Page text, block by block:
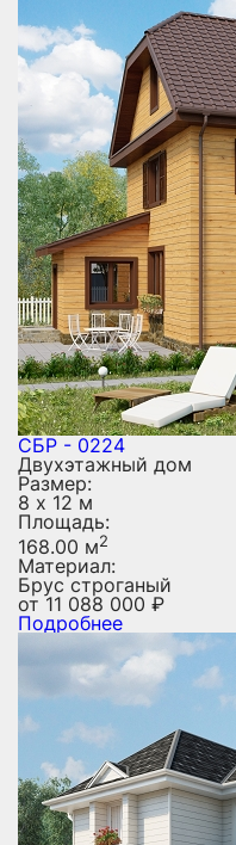
СБР - 0224
Двухэтажный дом
Размер:
8 х 12 м
Площадь:
168.00 м2
Материал:
Брус строганый
от11 088 000 ₽
Подробнее